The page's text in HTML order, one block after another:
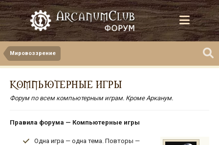
Мировоззрение
КОМПЬЮТЕРНЫЕ ИГРЫ
Форум по всем компьютерным играм. Кроме Арканум.
Правила форума — Компьютерные игры
Одна игра — одна тема. Повторы —